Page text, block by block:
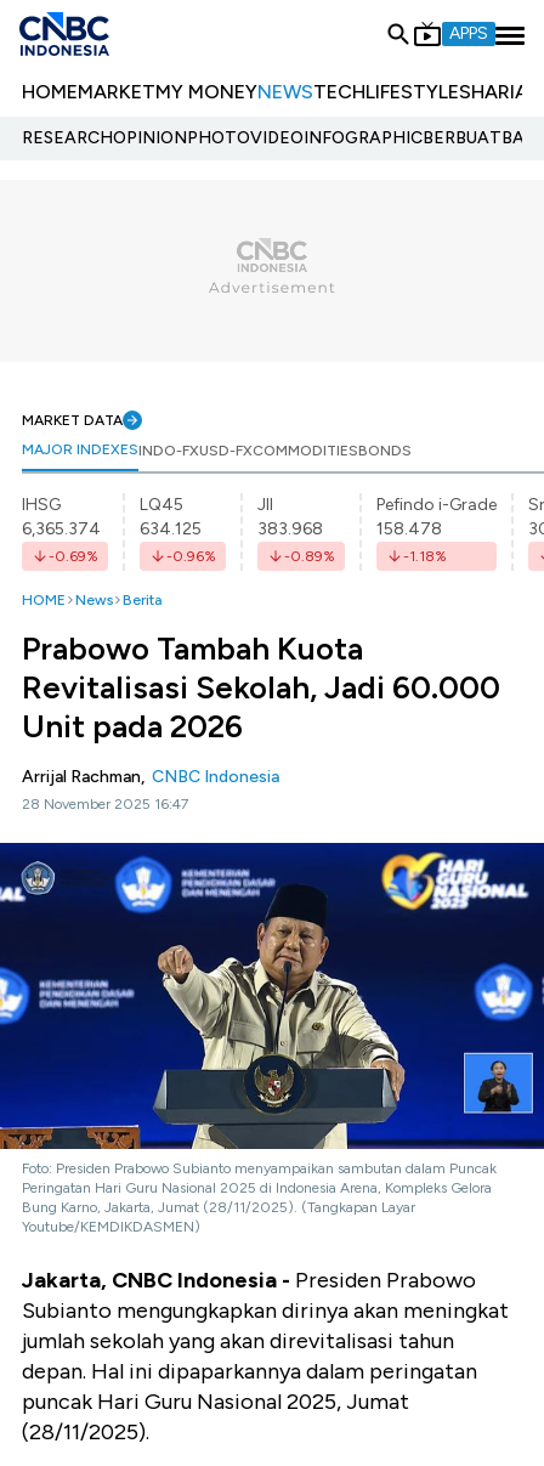
APPS
HOMEMARKETMY MONEYNEWSTECHLIFESTYLESHARIA
RESEARCHOPINIONPHOTOVIDEOINFOGRAPHIC
MARKET DATA
MAJOR INDEXESINDO-FXUSD-FXCOMMODITIESBONDS
IHSG
6,365.374
-0.69%
LQ45
634.125
-0.96%
JII
383.968
-0.89%
Pefindo i-Grade
158.478
-1.18%
HOME News Berita
Prabowo Tambah Kuota
Revitalisasi Sekolah, Jadi 60.000
Unit pada 2026
Arrijal Rachman, CNBC Indonesia
28 November 2025 16:47
Foto: Presiden Prabowo Subianto menyampaikan sambutan dalam Puncak
Peringatan Hari Guru Nasional 2025 di Indonesia Arena, Kompleks Gelora
Bung Karno, Jakarta, Jumat (28/11/2025). (Tangkapan Layar
Youtube/KEMDIKDASMEN)
Jakarta, CNBC Indonesia - Presiden Prabowo
Subianto mengungkapkan dirinya akan meningkat
jumlah sekolah yang akan direvitalisasi tahun
depan. Hal ini dipaparkannya dalam peringatan
puncak Hari Guru Nasional 2025, Jumat
(28/11/2025).